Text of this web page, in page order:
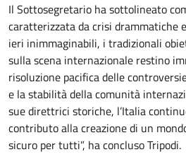
Il Sottosegretario ha sottolineato
caratterizzata da crisi drammatiche
ieri inimmaginabili, i tradizionali
sulla scena internazionale restino
risoluzione pacifica delle
e la stabilità della comunità
sue direttrici storiche, l’Italia
contributo alla creazione di un
sicuro per tutti”, ha concluso Tripodi.